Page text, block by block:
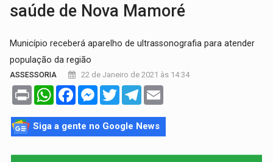
saúde de Nova Mamoré
Município receberá aparelho de ultrassonografia para atender
população da região
ASSESSORIA 22 de Janeiro de 2021 às 14:34
Print WhatsAppFacebookMessenger
TwitterTelegram
Siga a gente no Google News